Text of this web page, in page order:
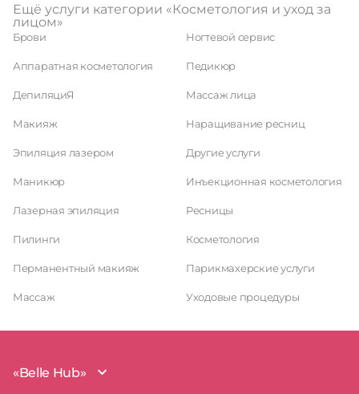
Ещё услуги категории «Косметология и уход за
лицом»
Брови
Аппаратная косметология
ДепиляциЯ
Макияж
Эпиляция лазером
Маникюр
Лазерная эпиляция
Пилинги
Перманентный макияж
Массаж
Ногтевой сервис
Педикюр
Массаж лица
Наращивание ресниц
Другие услуги
Инъекционная косметология
Ресницы
Косметология
Парикмахерские услуги
Уходовые процедуры
«Belle Hub»